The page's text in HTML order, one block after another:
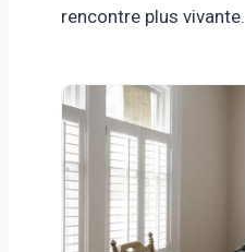
rencontre plus vivante.